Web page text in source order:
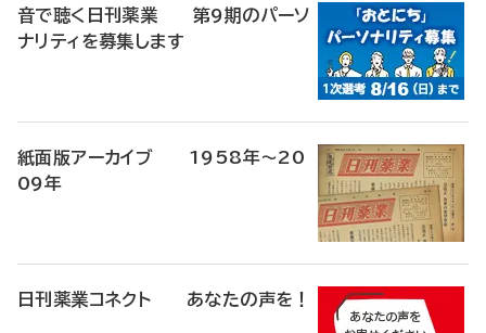
音で聴く日刊薬業 第9期のパーソ
ナリティを募集します
紙面版アーカイブ 1958年～20
09年
日刊薬業コネクト あなたの声を！